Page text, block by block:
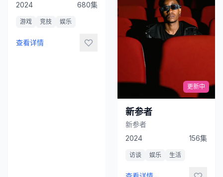
2024
680集
游戏 竞技 娱乐
查看详情
立
看
更新中
新参者
新参者
2024
156集
访谈 娱乐 生活